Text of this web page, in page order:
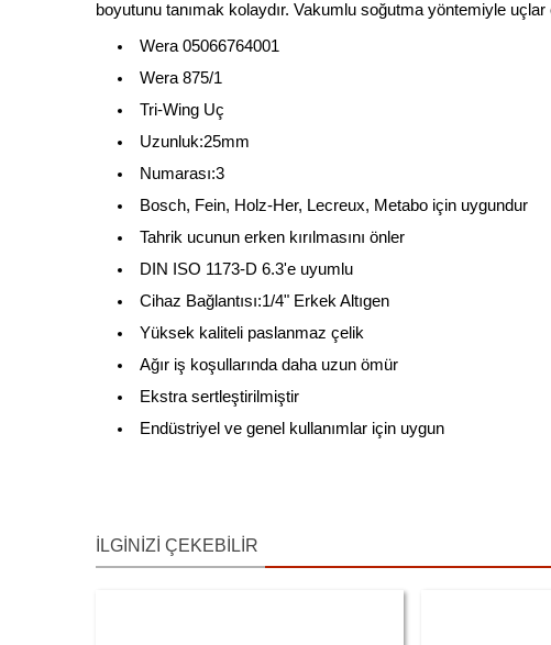
boyutunu tanımak kolaydır. Vakumlu soğutma yöntemiyle
Wera 05066764001
Wera 875/1
Tri-Wing Uç
Uzunluk:25mm
Numarası:3
Bosch, Fein, Holz-Her, Lecreux, Metabo için uygundur
Tahrik ucunun erken kırılmasını önler
DIN ISO 1173-D 6.3'e uyumlu
Cihaz Bağlantısı:1/4" Erkek Altıgen
Yüksek kaliteli paslanmaz çelik
Ağır iş koşullarında daha uzun ömür
Ekstra sertleştirilmiştir
Endüstriyel ve genel kullanımlar için uygun
İLGINIZI ÇEKEBILIR